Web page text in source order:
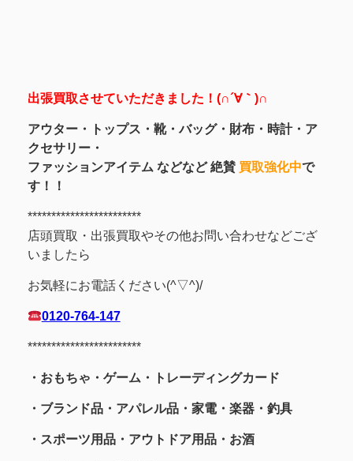
出張買取させていただきました！(∩´∀｀)∩
アウター・トップス・靴・バッグ・財布・時計・ア
クセサリー・
ファッションアイテム などなど 絶賛 買取強化中で
す！！
************************
店頭買取・出張買取やその他お問い合わせなどござ
いましたら
お気軽にお電話ください(^▽^)/
0120-764-147
************************
・おもちゃ・ゲーム・トレーディングカード
・ブランド品・アパレル品・家電・楽器・釣具
・スポーツ用品・アウトドア用品・お酒